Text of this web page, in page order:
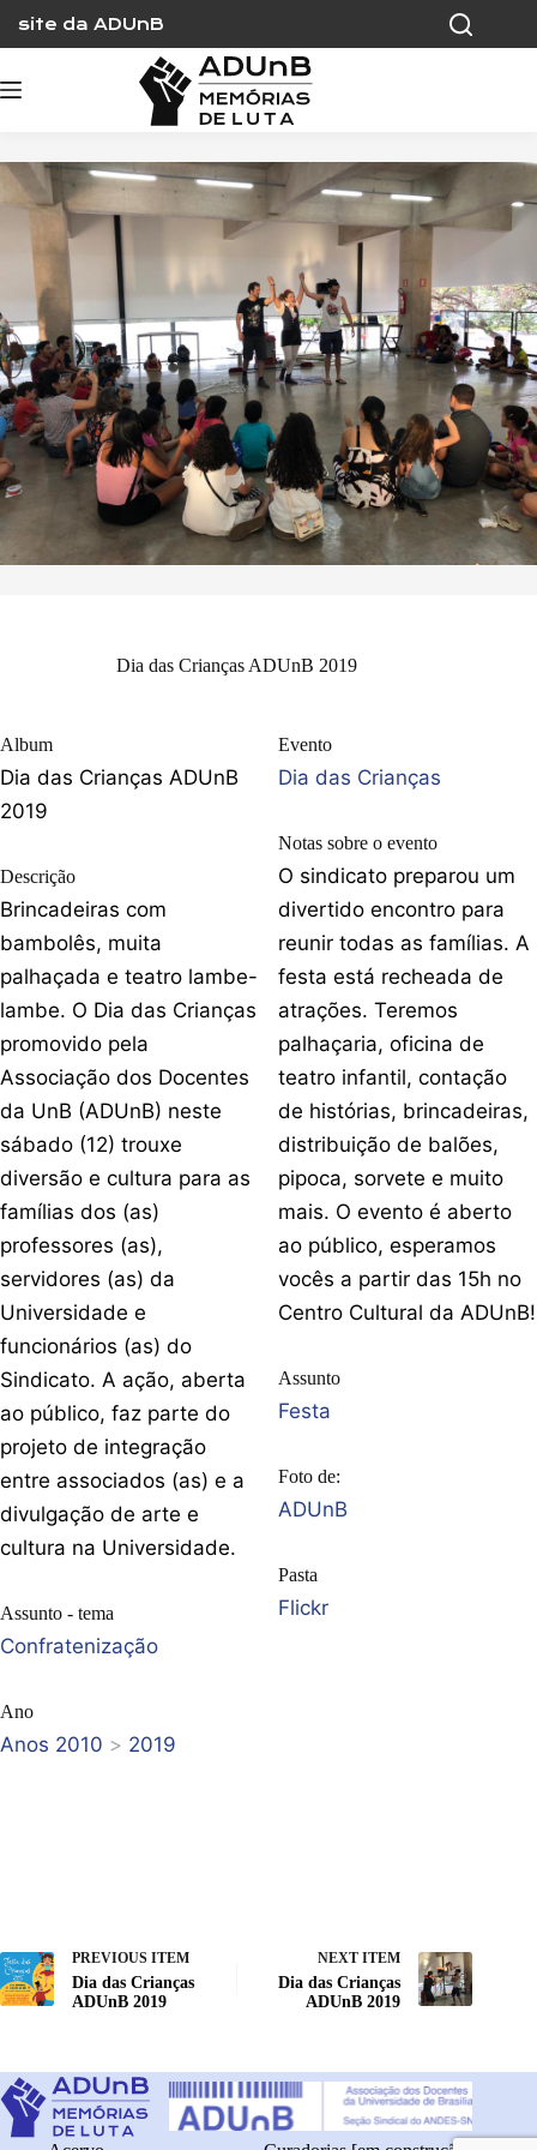
content
site da ADUnB
Dia das Crianças ADUnB 2019
Album
Dia das Crianças ADUnB
2019
Descrição
Brincadeiras com
bambolês, muita
palhaçada e teatro lambe-
lambe. O Dia das Crianças
promovido pela
Associação dos Docentes
da UnB (ADUnB) neste
sábado (12) trouxe
diversão e cultura para as
famílias dos (as)
professores (as),
servidores (as) da
Universidade e
funcionários (as) do
Sindicato. A ação, aberta
ao público, faz parte do
projeto de integração
entre associados (as) e a
divulgação de arte e
cultura na Universidade.
Assunto - tema
Confratenização
Ano
Anos 2010 > 2019
Evento
Dia das Crianças
Notas sobre o evento
O sindicato preparou um
divertido encontro para
reunir todas as famílias. A
festa está recheada de
atrações. Teremos
palhaçaria, oficina de
teatro infantil, contação
de histórias, brincadeiras,
distribuição de balões,
pipoca, sorvete e muito
mais. O evento é aberto
ao público, esperamos
vocês a partir das 15h no
Centro Cultural da ADUnB!
Assunto
Festa
Foto de:
ADUnB
Pasta
Flickr
PREVIOUS ITEM
Dia das Crianças
ADUnB 2019
NEXT ITEM
Dia das Crianças
ADUnB 2019